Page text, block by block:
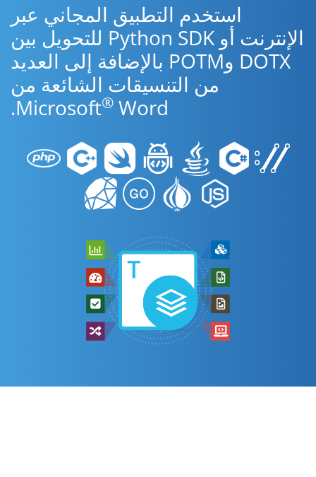
استخدم التطبيق المجاني عبر
الإنترنت أو Python SDK للتحويل بين
DOTX وPOTM بالإضافة إلى العديد
من التنسيقات الشائعة من
Microsoft® Word.